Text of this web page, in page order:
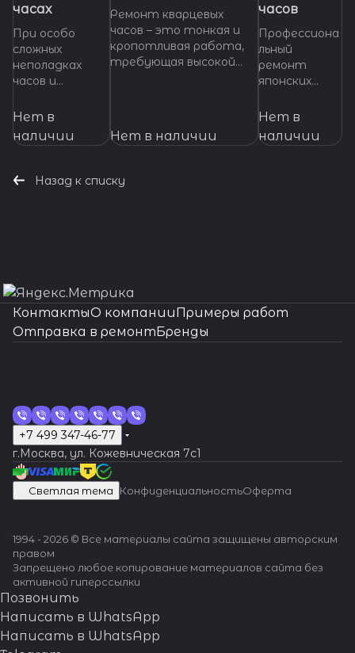
часах
При особо
сложных
неполадках
часов и
произвести
основных узлов
требуется
наиболее
сложных
ситуациях.
Нет в
наличии
Ремонт кварцевых
часов – это тонкая и
кропотливая работа,
требующая высокой
нуждаются в ремонте,
которые смогут точно
Нет в наличии
часов
Профессиона
льный
ремонт
японских
сложности.
качество
мастерам!
Нет в
наличии
Назад к списку
КонтактыО компанииПримеры работ
Отправка в ремонтБренды
+7 499 347-46-77
г.Москва, ул. Кожевническая 7c1
Светлая тема КонфиденциальностьОферта
1994 - 2026 © Все материалы сайта защищены авторским
правом
Запрещено любое копирование материалов сайта без
активной гиперссылки
Позвонить
Написать в WhatsApp
Написать в WhatsApp